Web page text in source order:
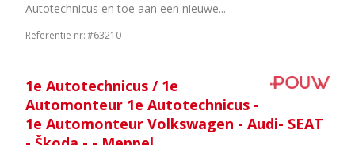
Autotechnicus en toe aan een nieuwe...
Referentie nr:#63210
1e Autotechnicus / 1e
Automonteur 1e Autotechnicus -
1e Automonteur Volkswagen - Audi- SEAT